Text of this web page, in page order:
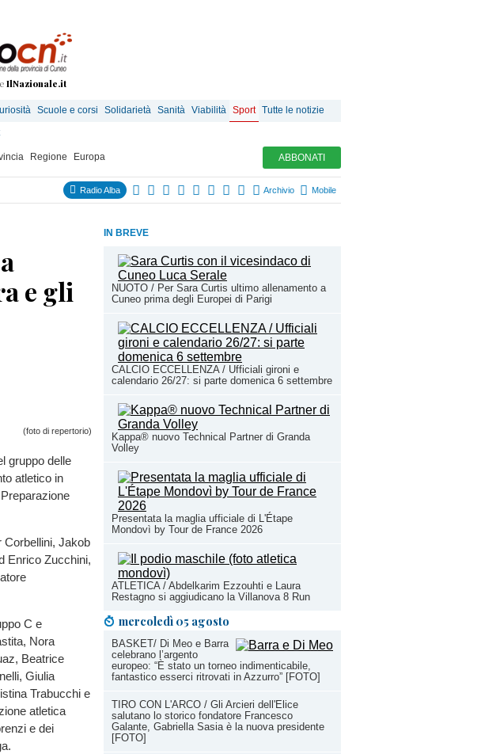
IlNazionale.it
Scuole e corsi Solidarietà Sanità Viabilità Sport Tutte le notizie
Regione Europa ABBONATI
Radio Alba Archivio Mobile
IN BREVE
NUOTO / Per Sara Curtis ultimo allenamento a
Cuneo prima degli Europei di Parigi
CALCIO ECCELLENZA / Ufficiali gironi e
calendario 26/27: si parte domenica 6 settembre
Kappa® nuovo Technical Partner di Granda
Volley
Presentata la maglia ufficiale di L'Étape
Mondovì by Tour de France 2026
ATLETICA / Abdelkarim Ezzouhti e Laura
Restagno si aggiudicano la Villanova 8 Run
mercoledì 05 agosto
BASKET/ Di Meo e Barra
celebrano l’argento
europeo: “È stato un torneo indimenticabile,
fantastico esserci ritrovati in Azzurro” [FOTO]
TIRO CON L'ARCO / Gli Arcieri dell'Elice
salutano lo storico fondatore Francesco
Galante, Gabriella Sasia è la nuova presidente
[FOTO]
e gli
(foto di repertorio)
gruppo delle
atletico in
Corbellini, Jakob
Enrico Zucchini,
C e
Nora
Beatrice
Giulia
Trabucchi e
atletica
e dei